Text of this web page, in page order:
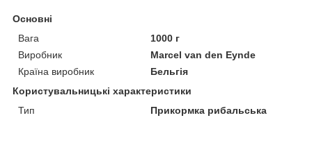
Основні
Вага
1000 г
Виробник
Marcel van den Eynde
Країна виробник
Бельгія
Користувальницькі характеристики
Тип
Прикормка рибальська